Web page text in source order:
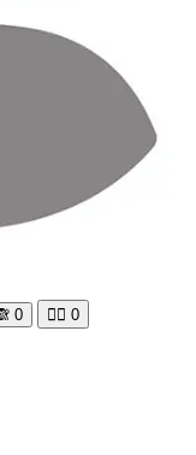
0 🧘‍♀️ 0